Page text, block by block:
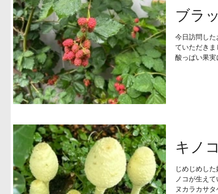
ブラ
今日訪問し
ていただき
酸っぱい果
キノ
じめじめし
ノコが生え
ヌカラカサ